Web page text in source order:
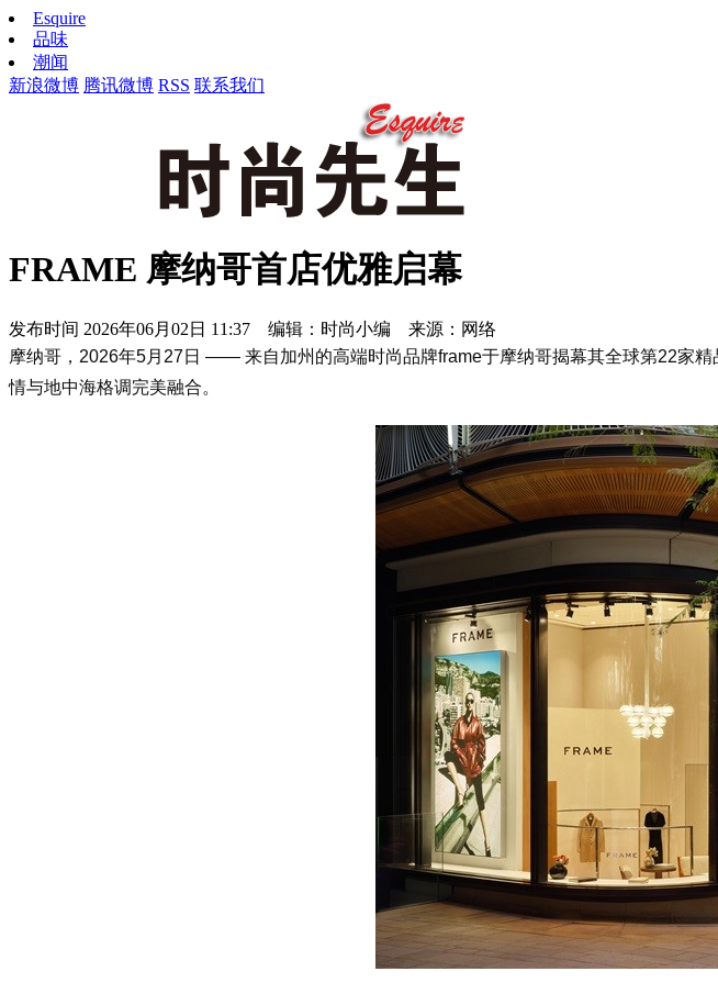
Esquire
品味
潮闻
新浪微博 腾讯微博 RSS 联系我们
FRAME 摩纳哥首店优雅启幕
发布时间 2026年06月02日 11:37 编辑：时尚小编 来源：网络
摩纳哥，2026年5月27日 —— 来自加州的高端时尚品牌frame于摩纳哥揭幕其全球第22家
情与地中海格调完美融合。